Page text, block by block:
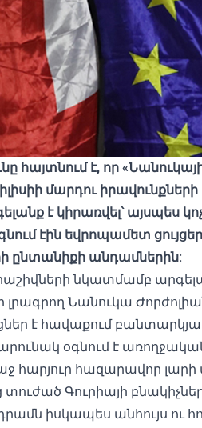
է, որ
մարդու
է կիրառվել՝ այսպես
էին եվրոպամետ
ընտանիքի անդամներին:
նկատմամբ
լրագրող Նանուկա
է հավաքում
օգնում է
հարյուր հազարավոր լարի
տուժած Գուրիայի
իսկապես անհույս ու